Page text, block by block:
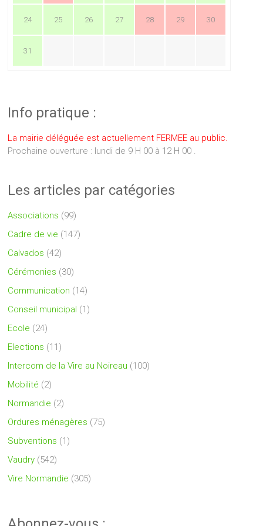
24 25 26 27 28 29 30
31
Info pratique :
La mairie déléguée est actuellement FERMEE au public.
Prochaine ouverture : lundi de 9 H 00 à 12 H 00 .
Les articles par catégories
Associations (99)
Cadre de vie (147)
Calvados (42)
Cérémonies (30)
Communication (14)
Conseil municipal (1)
Ecole (24)
Elections (11)
Intercom de la Vire au Noireau (100)
Mobilité (2)
Normandie (2)
Ordures ménagères (75)
Subventions (1)
Vaudry (542)
Vire Normandie (305)